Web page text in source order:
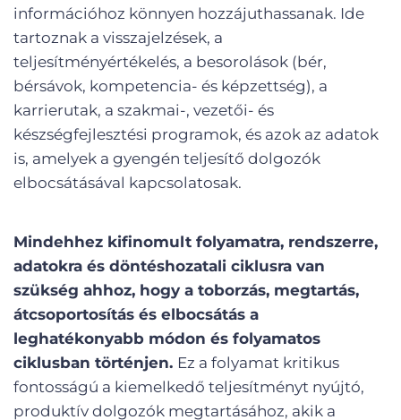
információhoz könnyen hozzájuthassanak. Ide
tartoznak a visszajelzések, a
teljesítményértékelés, a besorolások (bér,
bérsávok, kompetencia- és képzettség), a
karrierutak, a szakmai-, vezetői- és
készségfejlesztési programok, és azok az adatok
is, amelyek a gyengén teljesítő dolgozók
elbocsátásával kapcsolatosak.
Mindehhez kifinomult folyamatra, rendszerre,
adatokra és döntéshozatali ciklusra van
szükség ahhoz, hogy a toborzás, megtartás,
átcsoportosítás és elbocsátás a
leghatékonyabb módon és folyamatos
ciklusban történjen. Ez a folyamat kritikus
fontosságú a kiemelkedő teljesítményt nyújtó,
produktív dolgozók megtartásához, akik a